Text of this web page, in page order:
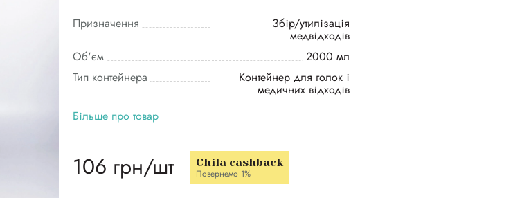
Призначення Збір/утилізація
медвідходів
Об'єм
2000 мл
Тип контейнера
Контейнер для голок і
медичних відходів
Більше про товар
106 грн/шт Chila cashback
Повернемо 1%